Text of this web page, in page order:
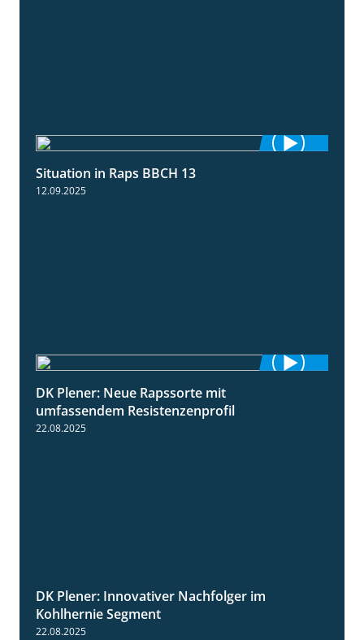
Situation in Raps BBCH 13
12.09.2025
DK Plener: Neue Rapssorte mit
umfassendem Resistenzenprofil
22.08.2025
DK Plener: Innovativer Nachfolger im
Kohlhernie Segment
22.08.2025